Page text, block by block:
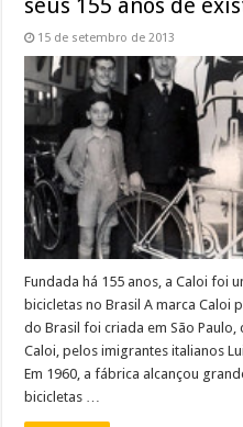
seus 155 anos de
15 de setembro de 2013
Fundada há 155 anos, a Caloi foi
bicicletas no Brasil A marca Caloi
do Brasil foi criada em São
Caloi, pelos imigrantes italianos
Em 1960, a fábrica alcançou
bicicletas …